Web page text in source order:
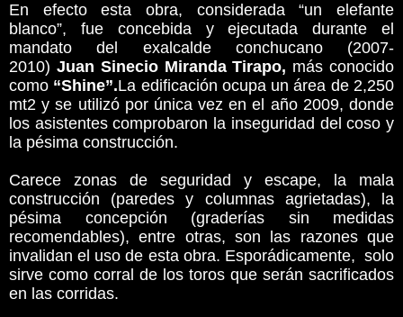
En efecto esta obra, considerada “un elefante
blanco”, fue concebida y ejecutada durante el
mandato del exalcalde conchucano (2007-
2010) Juan Sinecio Miranda Tirapo, más conocido
como “Shine”.La edificación ocupa un área de 2,250
mt2 y se utilizó por única vez en el año 2009, donde
los asistentes comprobaron la inseguridad del coso y
la pésima construcción.
Carece zonas de seguridad y escape, la mala
construcción (paredes y columnas agrietadas), la
pésima concepción (graderías sin medidas
recomendables), entre otras, son las razones que
invalidan el uso de esta obra. Esporádicamente, solo
sirve como corral de los toros que serán sacrificados
en las corridas.